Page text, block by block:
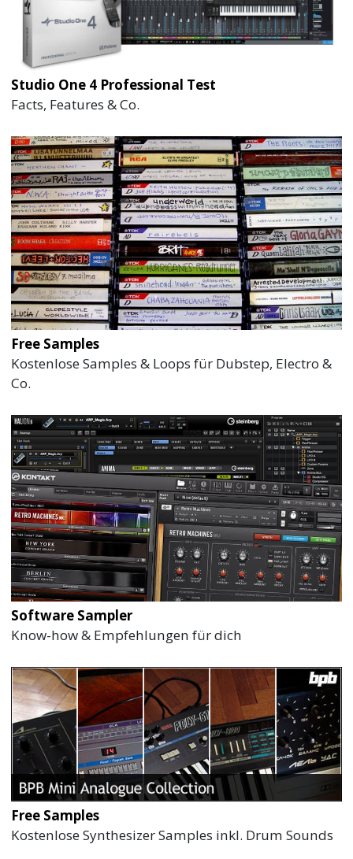
Studio One 4 Professional Test
Facts, Features & Co.
Free Samples
Kostenlose Samples & Loops für Dubstep, Electro &
Co.
Software Sampler
Know-how & Empfehlungen für dich
Free Samples
Kostenlose Synthesizer Samples inkl. Drum Sounds